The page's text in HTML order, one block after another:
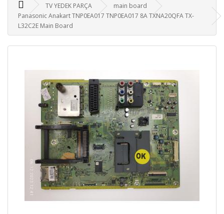
TV YEDEK PARÇA
main board
Panasonic Anakart TNP0EA017 TNP0EA017 8A TXNA20QFA TX-
L32C2E Main Board